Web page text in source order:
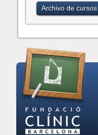
Archivo de cursos